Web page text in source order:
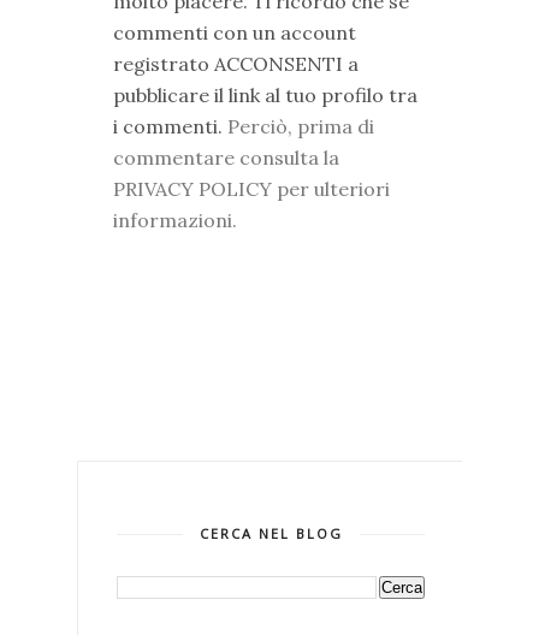
commenti con un account
registrato ACCONSENTI a
pubblicare il link al tuo profilo tra
i commenti. Perciò, prima di
commentare consulta la
PRIVACY POLICY per ulteriori
informazioni.
CERCA NEL BLOG